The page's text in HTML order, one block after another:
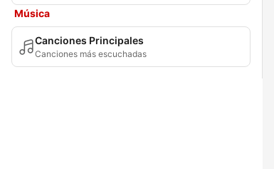
Música
Canciones Principales
Canciones más escuchadas